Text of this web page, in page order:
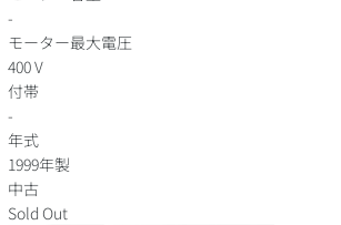
-
モーター最大電圧
400 V
付帯
-
年式
1999年製
中古
Sold Out